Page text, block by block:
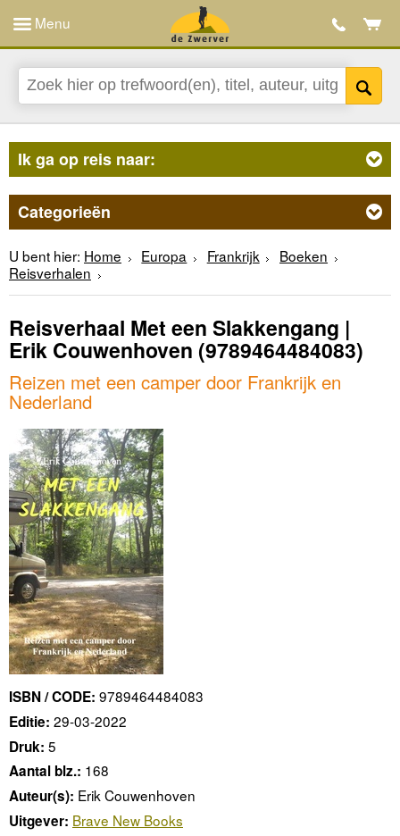
Menu
Ik ga op reis naar:
Categorieën
U bent hier: Home Europa Frankrijk
Boeken
Reisverhalen
Reisverhaal Met een Slakkengang |
Erik Couwenhoven (9789464484083)
Reizen met een camper door Frankrijk en
Nederland
ISBN / CODE: 9789464484083
Editie: 29-03-2022
Druk: 5
Aantal blz.: 168
Auteur(s): Erik Couwenhoven
Uitgever: Brave New Books